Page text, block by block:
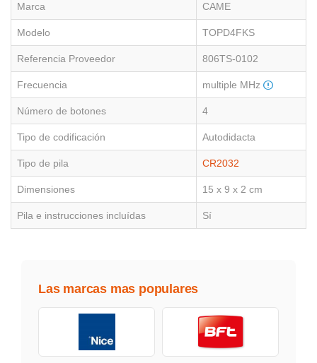
Marca CAME
Modelo TOPD4FKS
Referencia Proveedor 806TS-0102
Frecuencia multiple MHz
Número de botones 4
Tipo de codificación Autodidacta
Tipo de pila CR2032
Dimensiones 15 x 9 x 2 cm
Pila e instrucciones incluídas Sí
Las marcas mas populares